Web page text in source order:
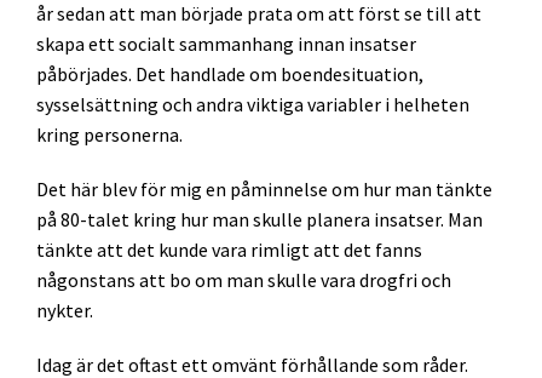
år sedan att man började prata om att först se till att
skapa ett socialt sammanhang innan insatser
påbörjades. Det handlade om boendesituation,
sysselsättning och andra viktiga variabler i helheten
kring personerna.
Det här blev för mig en påminnelse om hur man tänkte
på 80-talet kring hur man skulle planera insatser. Man
tänkte att det kunde vara rimligt att det fanns
någonstans att bo om man skulle vara drogfri och
nykter.
Idag är det oftast ett omvänt förhållande som råder.